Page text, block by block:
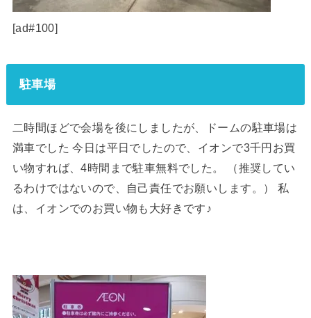
[ad#100]
駐車場
二時間ほどで会場を後にしましたが、ドームの駐車場は
満車でした 今日は平日でしたので、イオンで3千円お買
い物すれば、4時間まで駐車無料でした。 （推奨してい
るわけではないので、自己責任でお願いします。） 私
は、イオンでのお買い物も大好きです♪